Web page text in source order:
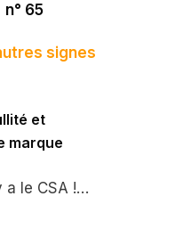
n° 65
signes
et
marque
a le CSA !…